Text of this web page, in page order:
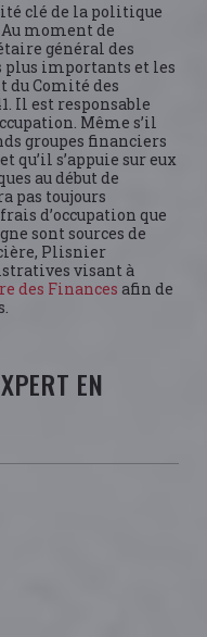
clé de la politique
moment de
général des
plus importants et les
du Comité des
Il est responsable
Même s’il
groupes financiers
et qu’il s’appuie sur eux
au début de
pas toujours
d’occupation que
sont sources de
Plisnier
visant à
des Finances afin de
EN